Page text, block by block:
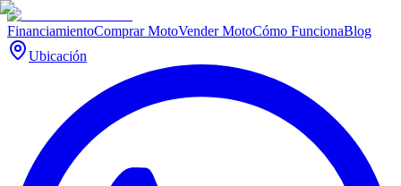
FinanciamientoComprar MotoVender MotoCómo FuncionaBlog
Ubicación